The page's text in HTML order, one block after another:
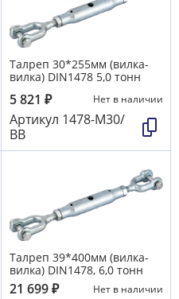
Талреп 30*255мм (вилка-
вилка) DIN1478 5,0 тонн
5 821 ₽ Нет в наличии
Артикул 1478-М30/
ВВ
Талреп 39*400мм (вилка-
вилка) DIN1478, 6,0 тонн
21 699₽ Нет в наличии